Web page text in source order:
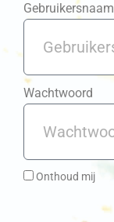
Wachtwoord
Onthoud mij